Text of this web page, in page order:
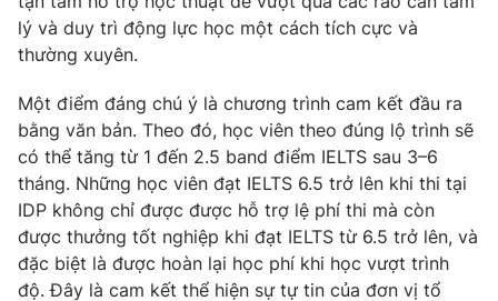
lý và duy trì động lực học một cách tích cực và
thường xuyên.
Một điểm đáng chú ý là chương trình cam kết đầu ra
bằng văn bản. Theo đó, học viên theo đúng lộ trình sẽ
có thể tăng từ 1 đến 2.5 band điểm IELTS sau 3–6
tháng. Những học viên đạt IELTS 6.5 trở lên khi thi tại
IDP không chỉ được được hỗ trợ lệ phí thi mà còn
được thưởng tốt nghiệp khi đạt IELTS từ 6.5 trở lên, và
đặc biệt là được hoàn lại học phí khi học vượt trình
độ. Đây là cam kết thể hiện sự tự tin của đơn vị tổ